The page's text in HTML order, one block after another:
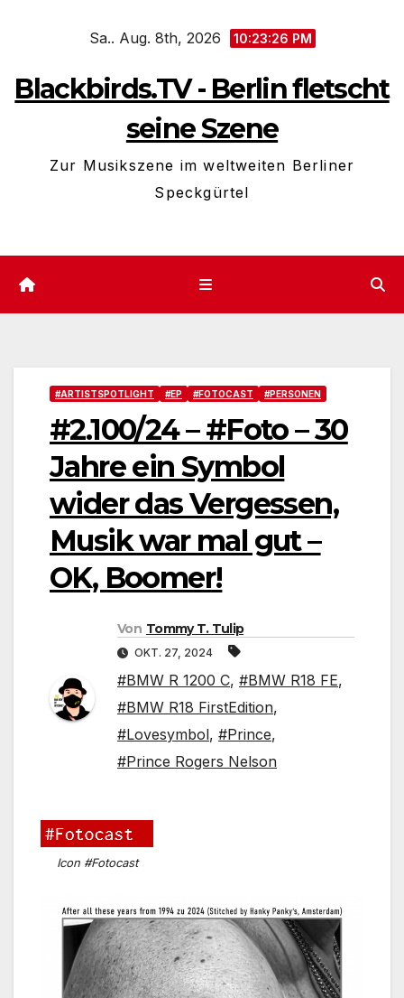
Sa.. Aug. 8th, 2026 10:23:28 PM
Blackbirds.TV - Berlin fletscht
seine Szene
Zur Musikszene im weltweiten Berliner
Speckgürtel
#ARTISTSPOTLIGHT #EP #FOTOCAST #PERSONEN
#2.100/24 – #Foto – 30
Jahre ein Symbol
wider das Vergessen,
Musik war mal gut –
OK, Boomer!
Von Tommy T. Tulip
OKT. 27, 2024
#BMW R 1200 C, #BMW R18 FE,
#BMW R18 FirstEdition,
#Lovesymbol, #Prince,
#Prince Rogers Nelson
Icon #Fotocast